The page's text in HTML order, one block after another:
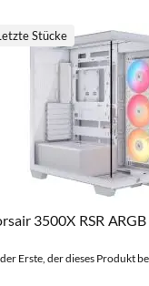
3500X RSR
der Erste, der dieses Produkt
Stücke